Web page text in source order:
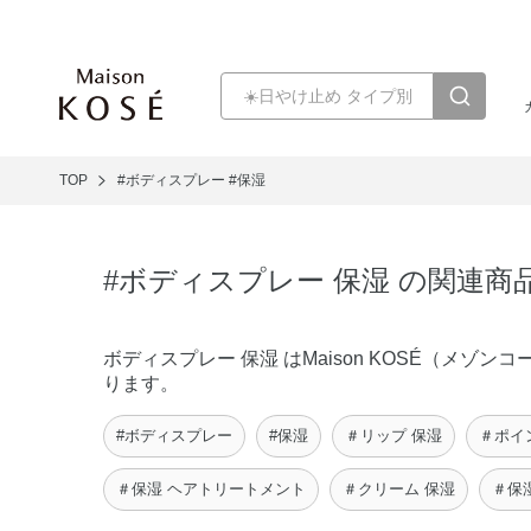
TOP #ボディスプレー #保湿
#ボディスプレー 保湿 の関連商
ボディスプレー 保湿 はMaison KOSÉ（メゾンコ
ります。
#ボディスプレー #保湿 ＃リップ 保湿 ＃ポ
＃保湿 ヘアトリートメント ＃クリーム 保湿 ＃保